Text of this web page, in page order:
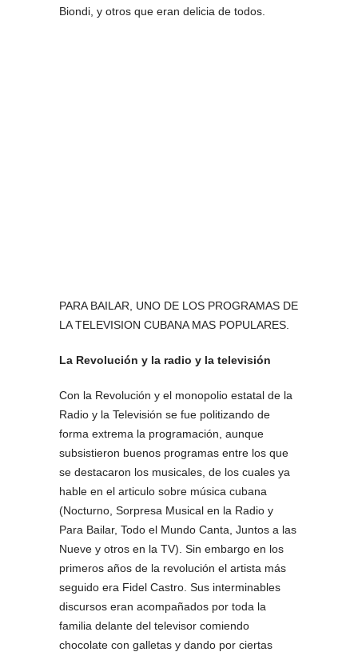
Biondi, y otros que eran delicia de todos.
PARA BAILAR, UNO DE LOS PROGRAMAS DE
LA TELEVISION CUBANA MAS POPULARES.
La Revolución y la radio y la televisión
Con la Revolución y el monopolio estatal de la
Radio y la Televisión se fue politizando de
forma extrema la programación, aunque
subsistieron buenos programas entre los que
se destacaron los musicales, de los cuales ya
hable en el articulo sobre música cubana
(Nocturno, Sorpresa Musical en la Radio y
Para Bailar, Todo el Mundo Canta, Juntos a las
Nueve y otros en la TV). Sin embargo en los
primeros años de la revolución el artista más
seguido era Fidel Castro. Sus interminables
discursos eran acompañados por toda la
familia delante del televisor comiendo
chocolate con galletas y dando por ciertas